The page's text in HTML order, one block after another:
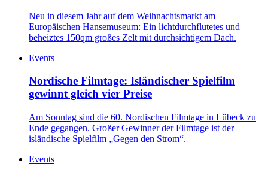
Neu in diesem Jahr auf dem Weihnachtsmarkt am
Europäischen Hansemuseum: Ein lichtdurchflutetes und
beheiztes 150qm großes Zelt mit durchsichtigem Dach.
Events
Nordische Filmtage: Isländischer Spielfilm
gewinnt gleich vier Preise
Am Sonntag sind die 60. Nordischen Filmtage in Lübeck zu
Ende gegangen. Großer Gewinner der Filmtage ist der
isländische Spielfilm „Gegen den Strom“.
Events